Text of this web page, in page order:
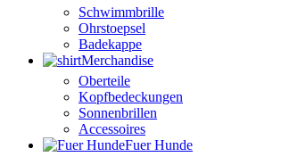
Schwimmbrille
Ohrstoepsel
Badekappe
Merchandise
Oberteile
Kopfbedeckungen
Sonnenbrillen
Accessoires
Fuer Hunde